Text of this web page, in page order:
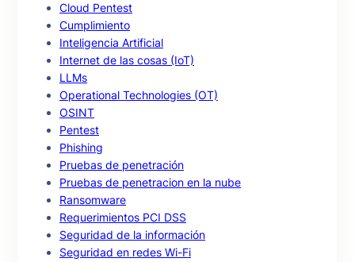
Cloud Pentest
Cumplimiento
Inteligencia Artificial
Internet de las cosas (IoT)
LLMs
Operational Technologies (OT)
OSINT
Pentest
Phishing
Pruebas de penetración
Pruebas de penetracion en la nube
Ransomware
Requerimientos PCI DSS
Seguridad de la información
Seguridad en redes Wi-Fi